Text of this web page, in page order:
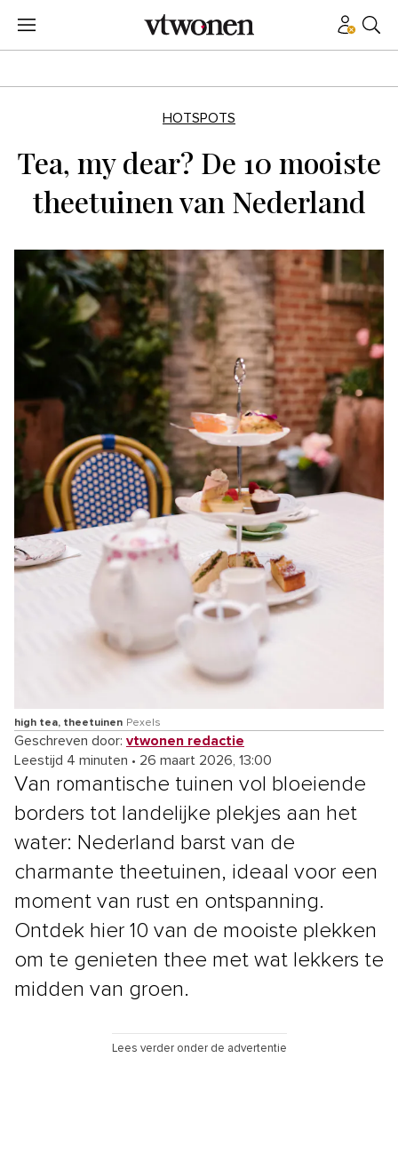
HOTSPOTS
Tea, my dear? De 10 mooiste
theetuinen van Nederland
high tea, theetuinen Pexels
Geschreven door: vtwonen redactie
Leestijd 4 minuten • 26 maart 2026, 13:00
Van romantische tuinen vol bloeiende
borders tot landelijke plekjes aan het
water: Nederland barst van de
charmante theetuinen, ideaal voor een
moment van rust en ontspanning.
Ontdek hier 10 van de mooiste plekken
om te genieten thee met wat lekkers te
midden van groen.
Lees verder onder de advertentie